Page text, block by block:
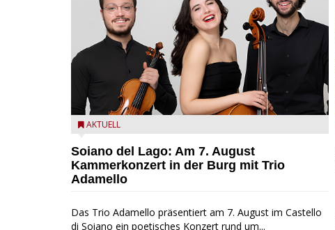
Trio Adamello
AKTUELL
Soiano del Lago: Am 7. August
Kammerkonzert in der Burg mit Trio
Adamello
Das Trio Adamello präsentiert am 7. August im Castello
di Soiano ein poetisches Konzert rund um...